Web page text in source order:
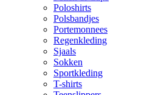
Poloshirts
Polsbandjes
Portemonnees
Regenkleding
Sjaals
Sokken
Sportkleding
T-shirts